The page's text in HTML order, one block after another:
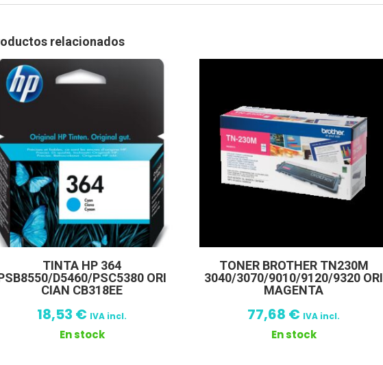
relacionados
TINTA HP 364
D5460/PSC5380 ORI
CIAN CB318EE
18,53 € IVA incl.
En stock
TONER BROTHER TN230M
3040/3070/9010/9120/9320 ORI
MAGENTA
77,68 € IVA incl.
En stock